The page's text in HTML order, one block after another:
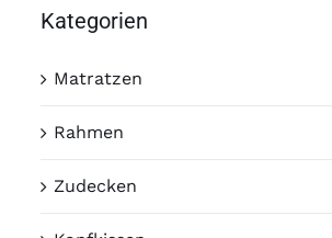
Kategorien
Matratzen
Rahmen
Zudecken